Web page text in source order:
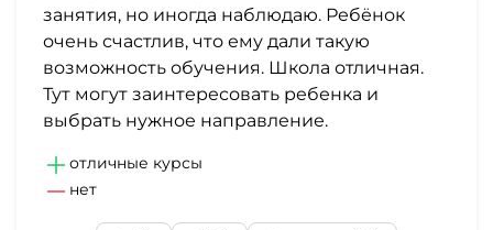
занятия, но иногда наблюдаю. Ребёнок
очень счастлив, что ему дали такую
возможность обучения. Школа отличная.
Тут могут заинтересовать ребенка и
выбрать нужное направление.
отличные курсы
нет